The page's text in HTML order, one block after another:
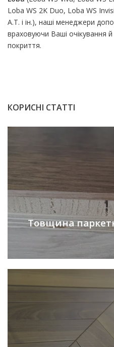
Loba WS 2K Duo, Loba WS
A.T. і ін.), наші менеджери
враховуючи Ваші очікування
покриття.
КОРИСНІ СТАТТІ
Товщина